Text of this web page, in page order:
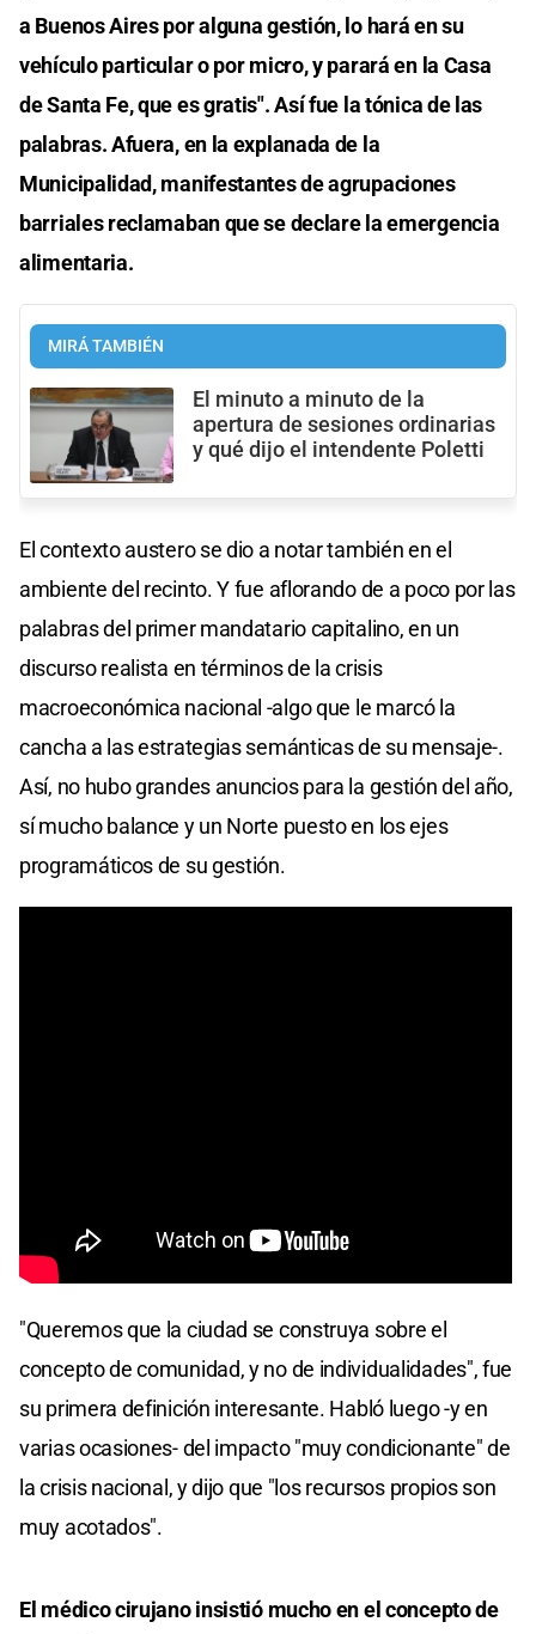
a Buenos Aires por alguna gestión, lo hará en su
vehículo particular o por micro, y parará en la Casa
de Santa Fe, que es gratis". Así fue la tónica de las
palabras. Afuera, en la explanada de la
Municipalidad, manifestantes de agrupaciones
barriales reclamaban que se declare la emergencia
alimentaria.
MIRÁ TAMBIÉN
El minuto a minuto de la
apertura de sesiones ordinarias
y qué dijo el intendente Poletti
El contexto austero se dio a notar también en el
ambiente del recinto. Y fue aflorando de a poco por las
palabras del primer mandatario capitalino, en un
discurso realista en términos de la crisis
macroeconómica nacional -algo que le marcó la
cancha a las estrategias semánticas de su mensaje-.
Así, no hubo grandes anuncios para la gestión del año,
sí mucho balance y un Norte puesto en los ejes
programáticos de su gestión.
"Queremos que la ciudad se construya sobre el
concepto de comunidad, y no de individualidades", fue
su primera definición interesante. Habló luego -y en
varias ocasiones- del impacto "muy condicionante" de
la crisis nacional, y dijo que "los recursos propios son
muy acotados".
El médico cirujano insistió mucho en el concepto de